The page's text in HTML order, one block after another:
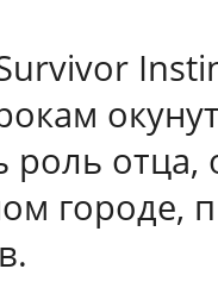
роль
городе,